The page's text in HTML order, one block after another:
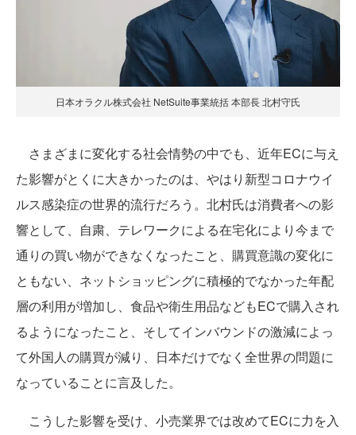
日本オラクル株式会社 NetSuite事業統括 本部長 北村守氏
さまざまに変化する社会情勢の中でも、近年ECに与え
た影響がとくに大きかったのは、やはり新型コロナウイ
ルス感染症の世界的流行だろう。北村氏は消費者への影
響として、自粛、テレワークによる在宅化により今まで
通りの買い物ができなくなったこと、購買意識の変化に
ともない、ネットショッピングに積極的でなかった年配
層の利用が増加し、食品や衛生用品などもECで購入され
るようになったこと、そしてインバウンドの激減によっ
て外国人の購買が減り、日本だけでなく全世界の問題に
なっていることに言及した。
こうした影響を受け、小売業界では改めてECに力を入